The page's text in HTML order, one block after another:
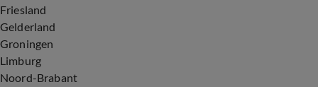
Friesland
Gelderland
Groningen
Limburg
Noord-Brabant